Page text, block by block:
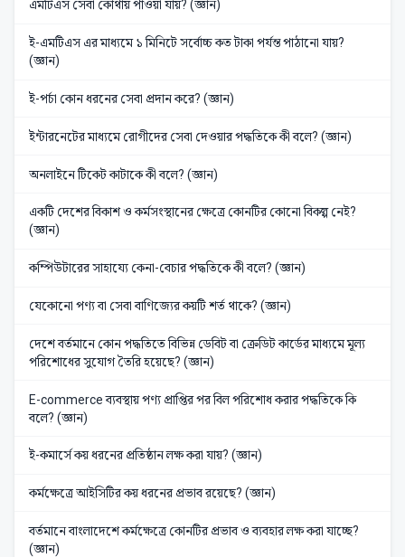
এমটিএস সেবা কোথায় পাওয়া যায়? (জ্ঞান)
ই-এমটিএস এর মাধ্যমে ১ মিনিটে সর্বোচ্চ কত টাকা পর্যন্ত পাঠানো যায়?
(জ্ঞান)
ই-পর্চা কোন ধরনের সেবা প্রদান করে? (জ্ঞান)
ইন্টারনেটের মাধ্যমে রোগীদের সেবা দেওয়ার পদ্ধতিকে কী বলে? (জ্ঞান)
অনলাইনে টিকেট কাটাকে কী বলে? (জ্ঞান)
একটি দেশের বিকাশ ও কর্মসংস্থানের ক্ষেত্রে কোনটির কোনো বিকল্প নেই?
(জ্ঞান)
কম্পিউটারের সাহায্যে কেনা-বেচার পদ্ধতিকে কী বলে? (জ্ঞান)
যেকোনো পণ্য বা সেবা বাণিজ্যের কয়টি শর্ত থাকে? (জ্ঞান)
দেশে বর্তমানে কোন পদ্ধতিতে বিভিন্ন ডেবিট বা ক্রেডিট কার্ডের মাধ্যমে মূল্য
পরিশোধের সুযোগ তৈরি হয়েছে? (জ্ঞান)
E-commerce ব্যবস্থায় পণ্য প্রাপ্তির পর বিল পরিশোধ করার পদ্ধতিকে কি
বলে? (জ্ঞান)
ই-কমার্সে কয় ধরনের প্রতিষ্ঠান লক্ষ করা যায়? (জ্ঞান)
কর্মক্ষেত্রে আইসিটির কয় ধরনের প্রভাব রয়েছে? (জ্ঞান)
বর্তমানে বাংলাদেশে কর্মক্ষেত্রে কোনটির প্রভাব ও ব্যবহার লক্ষ করা যাচ্ছে?
(জ্ঞান)